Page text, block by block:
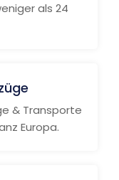
als 24
& Transporte
Europa.